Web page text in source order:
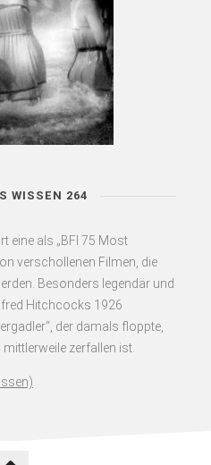
WISSEN 264
eine als „BFI 75 Most
verschollenen Filmen, die
Besonders legendär und
Hitchcocks 1926
der damals floppte,
zerfallen ist.